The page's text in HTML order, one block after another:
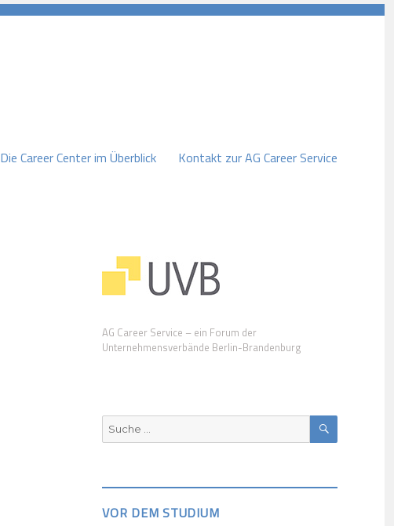
Die Career Center im Überblick Kontakt zur AG Career Service
AG Career Service – ein Forum der
Unternehmensverbände Berlin-Brandenburg
Suche
nach:
SUCHEN
VOR DEM STUDIUM